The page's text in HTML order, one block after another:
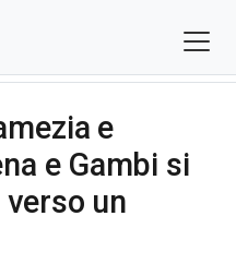
e
e Gambi si
un